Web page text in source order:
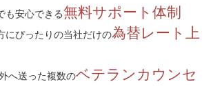
も安心できる無料サポート体制
にぴったりの当社だけの為替レート上
へ送った複数のベテランカウンセ